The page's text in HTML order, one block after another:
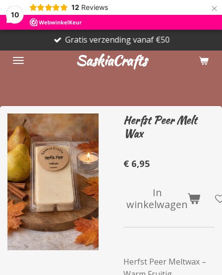
10
12 Reviews ×
SaskiaCrafts
Gratis verzending vanaf €50
Herfst Peer Melt
Wax
€ 6,95
In
winkelwagen
Herfst Peer Meltwax –